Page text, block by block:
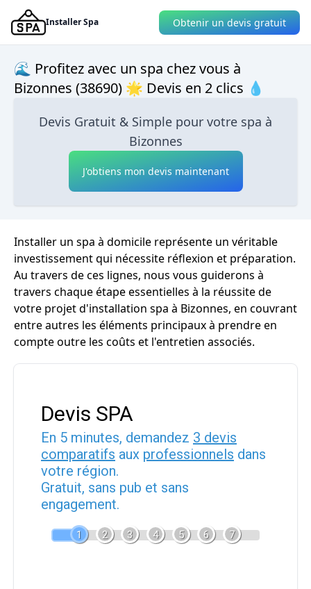
Installer Spa Obtenir un devis gratuit
🌊 Profitez avec un spa chez vous à
Bizonnes (38690) 🌟 Devis en 2 clics 💧
Devis Gratuit & Simple pour votre spa à
Bizonnes
J'obtiens mon devis maintenant
Installer un spa à domicile représente un véritable
investissement qui nécessite réflexion et préparation.
Au travers de ces lignes, nous vous guiderons à
travers chaque étape essentielles à la réussite de
votre projet d'installation spa à Bizonnes, en couvrant
entre autres les éléments principaux à prendre en
compte outre les coûts et l'entretien associés.
Devis SPA
En 5 minutes, demandez 3 devis
comparatifs aux professionnels dans
votre région.
Gratuit, sans pub et sans
engagement.
1 2 3 4 5 6 7